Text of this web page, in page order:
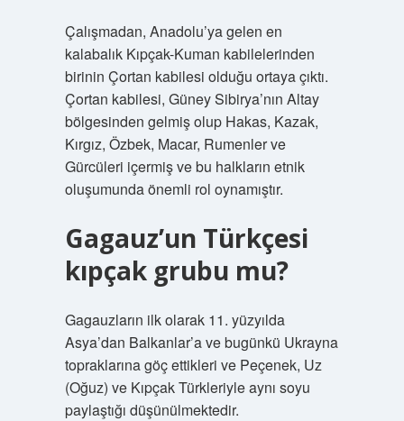
Çalışmadan, Anadolu’ya gelen en
kalabalık Kıpçak-Kuman kabilelerinden
birinin Çortan kabilesi olduğu ortaya çıktı.
Çortan kabilesi, Güney Sibirya’nın Altay
bölgesinden gelmiş olup Hakas, Kazak,
Kırgız, Özbek, Macar, Rumenler ve
Gürcüleri içermiş ve bu halkların etnik
oluşumunda önemli rol oynamıştır.
Gagauz’un Türkçesi
kıpçak grubu mu?
Gagauzların ilk olarak 11. yüzyılda
Asya’dan Balkanlar’a ve bugünkü Ukrayna
topraklarına göç ettikleri ve Peçenek, Uz
(Oğuz) ve Kıpçak Türkleriyle aynı soyu
paylaştığı düşünülmektedir.